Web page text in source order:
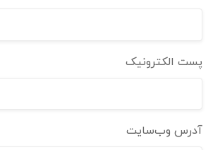
پست الکترونیک
آدرس وب‌سایت